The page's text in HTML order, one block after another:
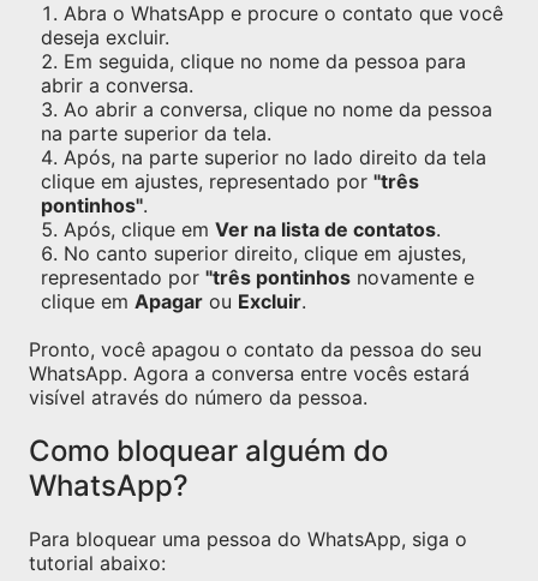
Abra o WhatsApp e procure o contato que você
deseja excluir.
Em seguida, clique no nome da pessoa para
abrir a conversa.
Ao abrir a conversa, clique no nome da pessoa
na parte superior da tela.
Após, na parte superior no lado direito da tela
clique em ajustes, representado por "três
pontinhos".
Após, clique em Ver na lista de contatos.
No canto superior direito, clique em ajustes,
representado por "três pontinhos novamente e
clique em Apagar ou Excluir.
Pronto, você apagou o contato da pessoa do seu
WhatsApp. Agora a conversa entre vocês estará
visível através do número da pessoa.
Como bloquear alguém do
WhatsApp?
Para bloquear uma pessoa do WhatsApp, siga o
tutorial abaixo: